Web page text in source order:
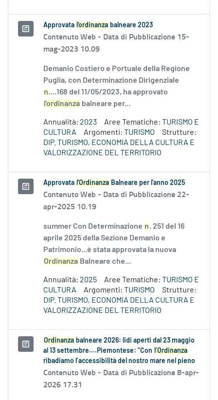
Approvata l'ordinanza balneare 2023
Contenuto Web - Data di Pubblicazione 15-
mag-2023 10.09
Demanio Costiero e Portuale della Regione
Puglia, con Determinazione Dirigenziale
n....168 del 11/05/2023, ha approvato
l'ordinanza balneare per...
Annualità: 2023 Aree Tematiche: TURISMO E
CULTURA
Argomenti: TURISMO
Strutture:
DIP. TURISMO, ECONOMIA DELLA CULTURA E
VALORIZZAZIONE DEL TERRITORIO
Approvata l'Ordinanza Balneare per l'anno 2025
Contenuto Web - Data di Pubblicazione 22-
apr-2025 10.19
summer Con Determinazione n. 251 del 16
aprile 2025 della Sezione Demanio e
Patrimonio...è stata approvata la nuova
Ordinanza Balneare che...
Annualità: 2025 Aree Tematiche: TURISMO E
CULTURA
Argomenti: TURISMO
Strutture:
DIP. TURISMO, ECONOMIA DELLA CULTURA E
VALORIZZAZIONE DEL TERRITORIO
Ordinanza balneare 2026: lidi aperti dal 23 maggio
al 13 settembre....Piemontese: “Con l’Ordinanza
ribadiamo l’accessibilità del nostro mare nel pieno
Contenuto Web - Data di Pubblicazione 8-apr-
2026 17.31